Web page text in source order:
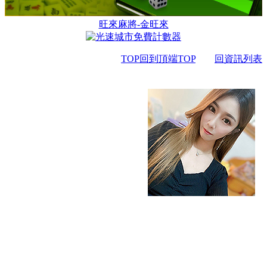
旺來麻將-金旺來
TOP回到頂端TOP 回資訊列表